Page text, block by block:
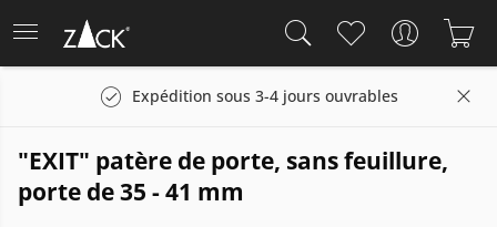
Expédition sous 3-4 jours ouvrables
"EXIT" patère de porte, sans feuillure,
porte de 35 - 41 mm